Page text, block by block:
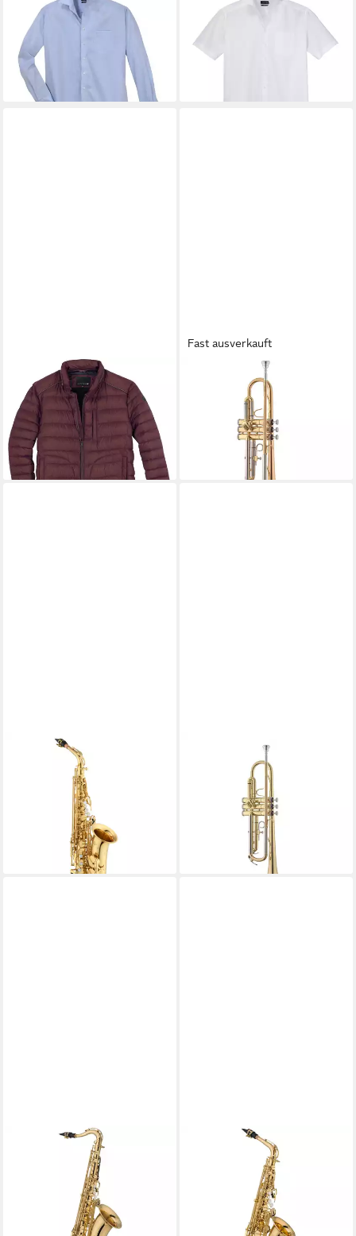
Businesshemd Businesshemd
bügelfrei Jupiter hellblau XXL
ab 50,95 €
lieferbar - in 3-4 Werktagen bei dir
Businesshemd Jupiter
Businesshemd Kurzarm weiß
bügelleicht XXL
JUPITER
Steppjacke Jupiter leichte
Übergrößen Steppjacke
bordeaux
76,00 €
lieferbar - in 3-4 Werktagen bei dir
Fast ausverkauft
Trompete, JTR700 RQ,
Trompeten, Bb-Trompeten,
JTR700 RQ - Bb Trompete
lieferbar - in 4-5 Werktagen bei dir
Saxophon, Saxophone, Alt
Saxophone, JAS1150Q
Altsaxophon - Alt Saxophon
lieferbar - in 4-5 Werktagen bei dir
Trompete, JTR500Q Bb-
Trompete, Trompeten, Bb-
Trompeten, JTR500Q Bb-
Trompete - Bb Trompete
lieferbar - in 4-5 Werktagen bei dir
Saxophon, JTS700Q Tenor
Sax, Saxophone, Tenor
Saxophone, JTS700Q Tenor
Sax - Tenor Saxophon
Saxophon, JAS700 Q,
Saxophone, Alt Saxophone,
JAS700 Q - Alt Saxophon
lieferbar - in 4-5 Werktagen bei dir